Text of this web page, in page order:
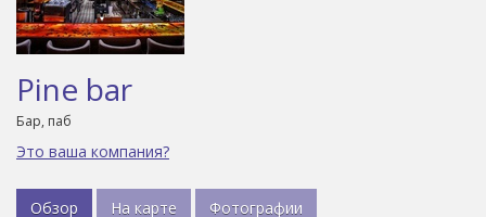
Pine bar
Бар, паб
Это ваша компания?
Обзор На карте Фотографии